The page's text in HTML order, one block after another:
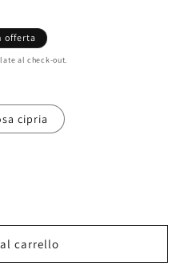
offerta
al check-out.
cipria
carrello